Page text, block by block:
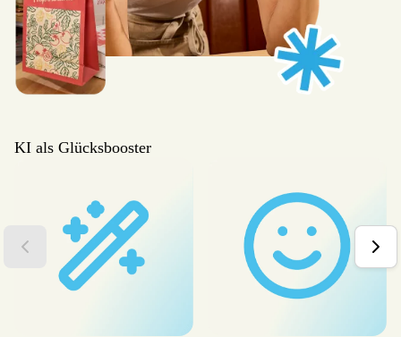
KI als Glücksbooster